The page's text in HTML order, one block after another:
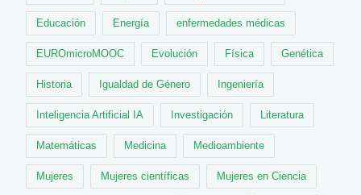
Educación Energía enfermedades médicas
EUROmicroMOOC Evolución Física Genética
Historia Igualdad de Género Ingeniería
Inteligencia Artificial IA Investigación Literatura
Matemáticas Medicina Medioambiente
Mujeres Mujeres científicas Mujeres en Ciencia